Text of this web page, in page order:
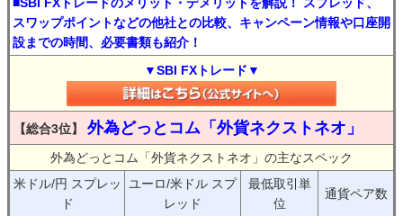
スワップポイントなどの他社との比較、キャンペーン情報や口座開
設までの時間、必要書類も紹介！
▼SBI FXトレード▼
【総合3位】 外為どっとコム「外貨ネクストネオ」
外為どっとコム「外貨ネクストネオ」の主なスペック
米ドル/円 スプレッ
ド
ユーロ/米ドル スプ
レッド
最低取引単
位
通貨ペア数